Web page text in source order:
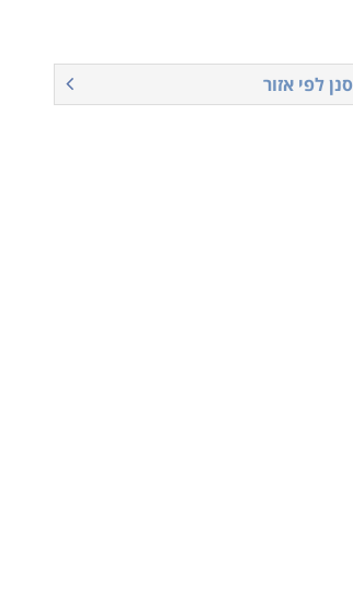
סנן לפי אזור